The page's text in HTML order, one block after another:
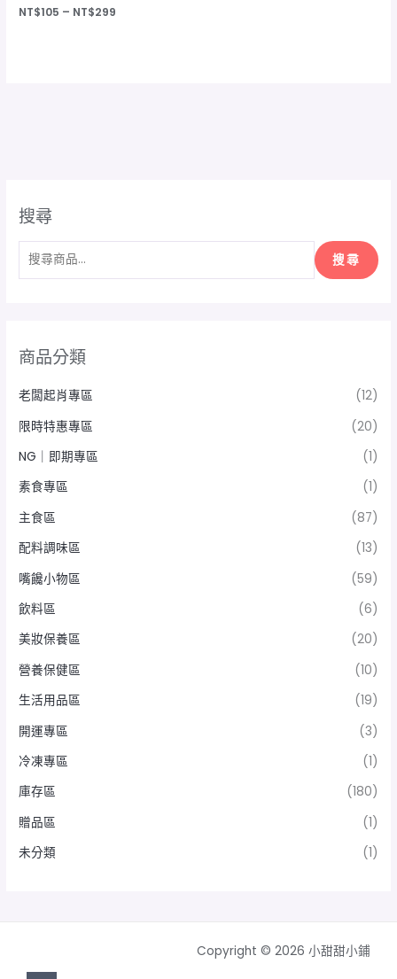
NT$105 – NT$299
搜尋
搜尋
商品分類
老闆起肖專區
(12)
限時特惠專區
(20)
NG｜即期專區
(1)
素食專區
(1)
主食區
(87)
配料調味區
(13)
嘴饞小物區
(59)
飲料區
(6)
美妝保養區
(20)
營養保健區
(10)
生活用品區
(19)
開運專區
(3)
冷凍專區
(1)
庫存區
(180)
贈品區
(1)
未分類
(1)
Copyright © 2026 小甜甜小鋪